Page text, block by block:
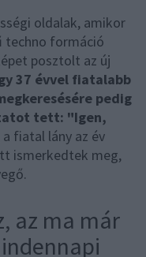
oldalak, amikor
techno formáció
posztolt az új
37 évvel fiatalabb
pedig
tett: "Igen,
fiatal lány az év
ismerkedtek meg,
az ma már